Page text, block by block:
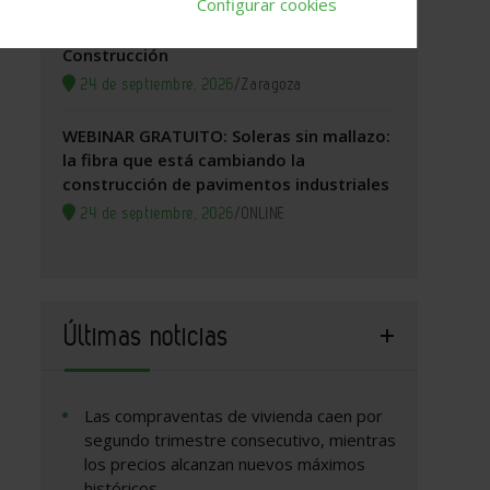
Construcción
24 de septiembre, 2026/Zaragoza
WEBINAR GRATUITO: Soleras sin mallazo:
la fibra que está cambiando la
construcción de pavimentos industriales
24 de septiembre, 2026/ONLINE
Últimas noticias
Las compraventas de vivienda caen por
segundo trimestre consecutivo, mientras
los precios alcanzan nuevos máximos